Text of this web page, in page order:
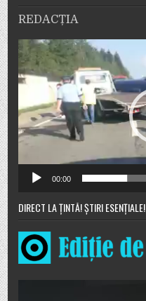
REDACȚIA
Player
video
00:00
DIRECT LA ȚINTĂ! ȘTIRI ESENȚIALE!